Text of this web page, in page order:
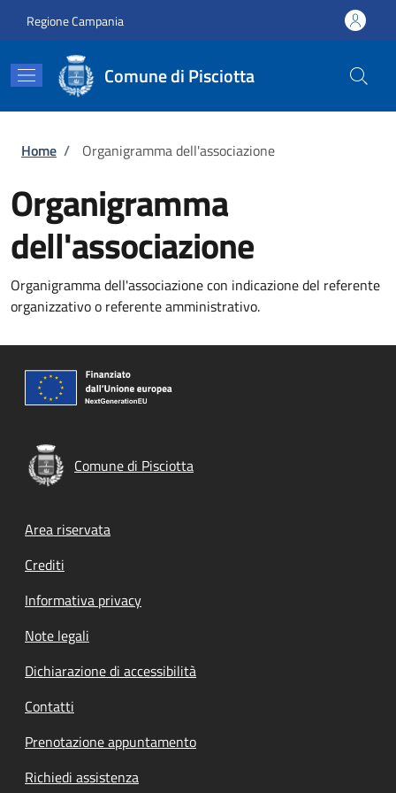
Regione Campania
Comune di Pisciotta
Briciole di pane
Home / Organigramma dell'associazione
Organigramma
dell'associazione
Organigramma dell'associazione con indicazione del referente
organizzativo o referente amministrativo.
Comune di Pisciotta
Footer menu
Area riservata
Crediti
Informativa privacy
Note legali
Dichiarazione di accessibilità
Contatti
Prenotazione appuntamento
Richiedi assistenza